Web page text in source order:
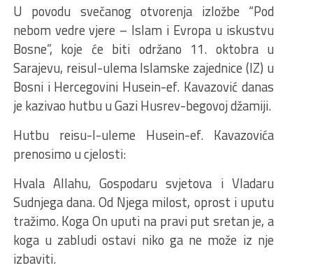
U povodu svečanog otvorenja izložbe “Pod
nebom vedre vjere – Islam i Evropa u iskustvu
Bosne”, koje će biti održano 11. oktobra u
Sarajevu, reisul-ulema Islamske zajednice (IZ) u
Bosni i Hercegovini Husein-ef. Kavazović danas
je kazivao hutbu u Gazi Husrev-begovoj džamiji.
Hutbu reisu-l-uleme Husein-ef. Kavazovića
prenosimo u cjelosti:
Hvala Allahu, Gospodaru svjetova i Vladaru
Sudnjega dana. Od Njega milost, oprost i uputu
tražimo. Koga On uputi na pravi put sretan je, a
koga u zabludi ostavi niko ga ne može iz nje
izbaviti.